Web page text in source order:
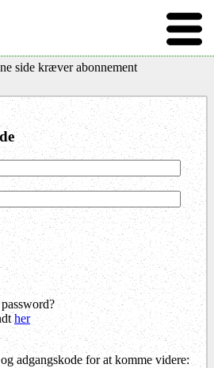
side kræver abonnement
her
adgangskode for at komme videre: